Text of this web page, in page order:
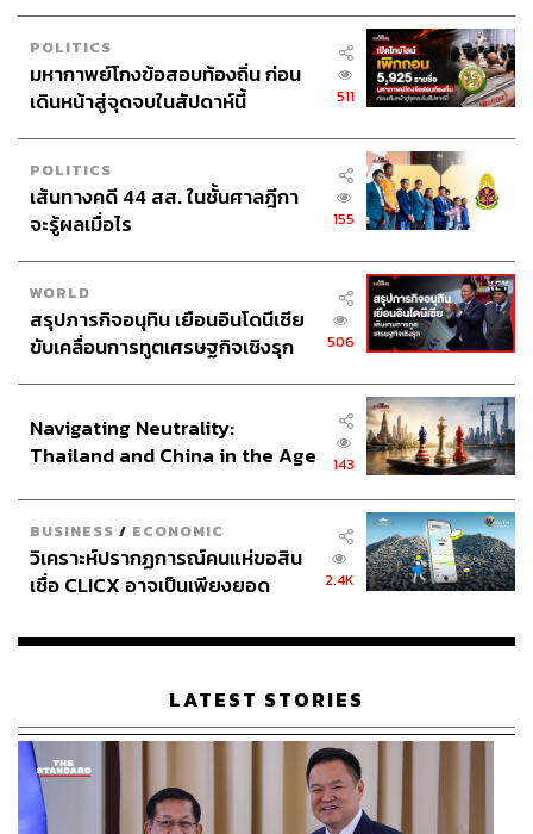
POLITICS
มหากาพย์โกงข้อสอบท้องถิ่น ก่อน
เดินหน้าสู่จุดจบในสัปดาห์นี้
511
POLITICS
เส้นทางคดี 44 สส. ในชั้นศาลฎีกา
จะรู้ผลเมื่อไร
155
WORLD
สรุปภารกิจอนุทิน เยือนอินโดนีเซีย
ขับเคลื่อนการทูตเศรษฐกิจเชิงรุก
506
Navigating Neutrality:
Thailand and China in the Age
143
BUSINESS / ECONOMIC
วิเคราะห์ปรากฏการณ์คนแห่ขอสิน
เชื่อ CLICX อาจเป็นเพียงยอด
เรือนไทยที่ถูกซุกไว้
2.4K
LATEST STORIES